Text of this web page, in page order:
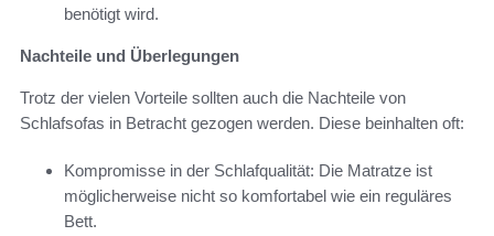
benötigt wird.
Nachteile und Überlegungen
Trotz der vielen Vorteile sollten auch die Nachteile von
Schlafsofas in Betracht gezogen werden. Diese beinhalten oft:
Kompromisse in der Schlafqualität: Die Matratze ist
möglicherweise nicht so komfortabel wie ein reguläres
Bett.